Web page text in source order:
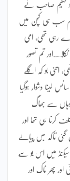
کو حکیم صاحب نے
سب ہی کچن میں
دے رہی تھی، امی
تم تصور
اتنی بو کہ اگلے
لینا دشوار ہوگیا
سے بھاگ
ہی تھا اور
تاکہ جس پیالے
سیکنڈ میں اس بو سے
پھر ناک اور